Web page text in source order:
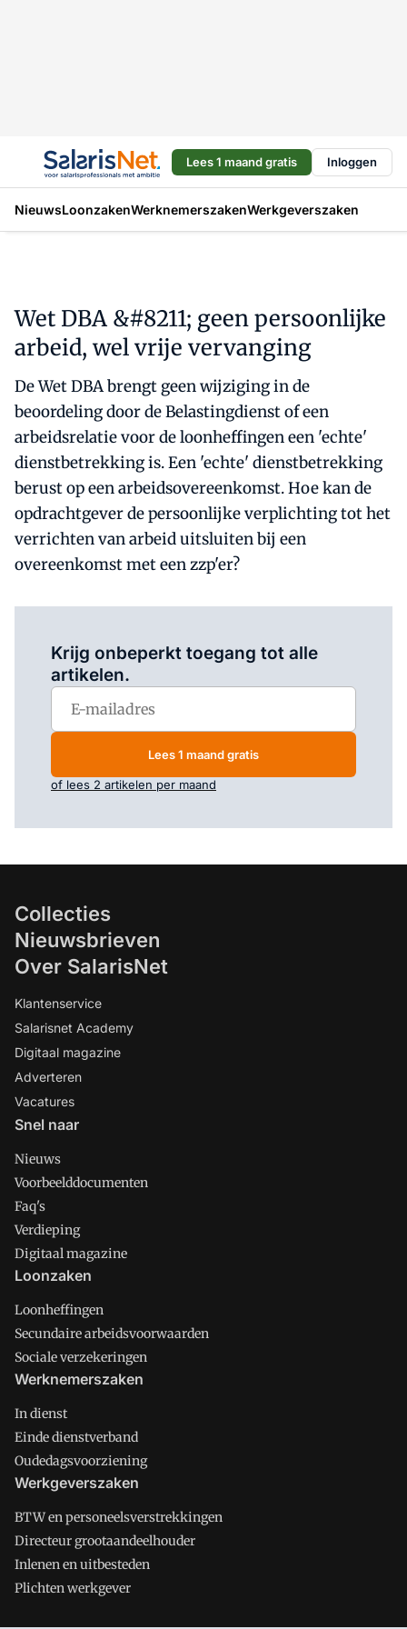
Lees 1 maand gratis Inloggen
NieuwsLoonzakenWerknemerszakenWerkgeverszaken
Wet DBA &#8211; geen persoonlijke
arbeid, wel vrije vervanging
De Wet DBA brengt geen wijziging in de
beoordeling door de Belastingdienst of een
arbeidsrelatie voor de loonheffingen een 'echte'
dienstbetrekking is. Een 'echte' dienstbetrekking
berust op een arbeidsovereenkomst. Hoe kan de
opdrachtgever de persoonlijke verplichting tot het
verrichten van arbeid uitsluiten bij een
overeenkomst met een zzp'er?
Krijg onbeperkt toegang tot alle
artikelen.
Lees 1 maand gratis
of lees 2 artikelen per maand
Collecties
Nieuwsbrieven
Over SalarisNet
Klantenservice
Salarisnet Academy
Digitaal magazine
Adverteren
Vacatures
Snel naar
Nieuws
Voorbeelddocumenten
Faq's
Verdieping
Digitaal magazine
Loonzaken
Loonheffingen
Secundaire arbeidsvoorwaarden
Sociale verzekeringen
Werknemerszaken
In dienst
Einde dienstverband
Oudedagsvoorziening
Werkgeverszaken
BTW en personeelsverstrekkingen
Directeur grootaandeelhouder
Inlenen en uitbesteden
Plichten werkgever